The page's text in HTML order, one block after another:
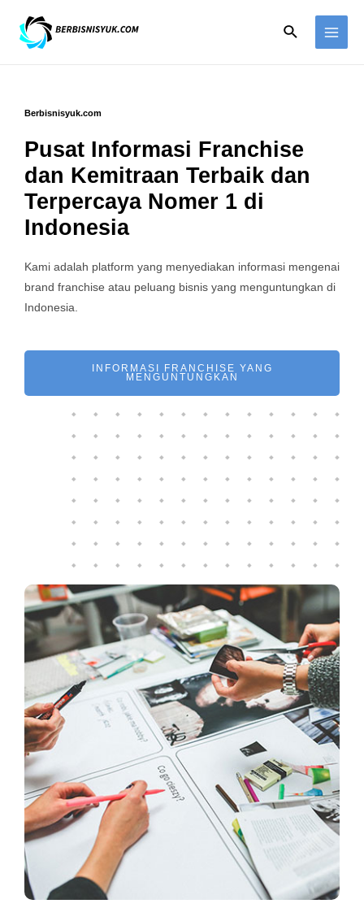
Berbisnisyuk.com
Pusat Informasi Franchise
dan Kemitraan Terbaik dan
Terpercaya Nomer 1 di
Indonesia
Kami adalah platform yang menyediakan informasi mengenai
brand franchise atau peluang bisnis yang menguntungkan di
Indonesia.
INFORMASI FRANCHISE YANG
MENGUNTUNGKAN